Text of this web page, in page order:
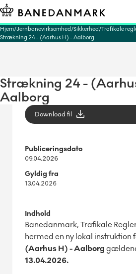
Hjem Jernbanevirksomhed Sikkerhed Trafikale
Strækning 24 - (Aarhus H) - Aalborg
Strækning 24 -
Aalborg
Download fil
Publiceringsdato
09.04.2026
Gyldig fra
13.04.2026
Indhold
Banedanmark, Trafikale
hermed en ny lokal instruktion
(Aarhus H) - Aalborg
13.04.2026.